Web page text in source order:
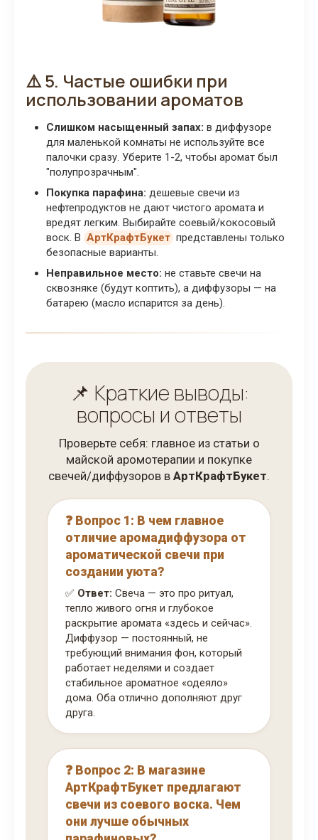
⚠️ 5. Частые ошибки при
использовании ароматов
Слишком насыщенный запах: в диффузоре
для маленькой комнаты не используйте все
палочки сразу. Уберите 1-2, чтобы аромат был
"полупрозрачным".
Покупка парафина: дешевые свечи из
нефтепродуктов не дают чистого аромата и
вредят легким. Выбирайте соевый/кокосовый
воск. В АртКрафтБукет представлены только
безопасные варианты.
Неправильное место: не ставьте свечи на
сквозняке (будут коптить), а диффузоры — на
батарею (масло испарится за день).
📌 Краткие выводы:
вопросы и ответы
Проверьте себя: главное из статьи о
майской аромотерапии и покупке
свечей/диффузоров в АртКрафтБукет.
❓ Вопрос 1: В чем главное
отличие аромадиффузора от
ароматической свечи при
создании уюта?
✅ Ответ: Свеча — это про ритуал,
тепло живого огня и глубокое
раскрытие аромата «здесь и сейчас».
Диффузор — постоянный, не
требующий внимания фон, который
работает неделями и создает
стабильное ароматное «одеяло»
дома. Оба отлично дополняют друг
друга.
❓ Вопрос 2: В магазине
АртКрафтБукет предлагают
свечи из соевого воска. Чем
они лучше обычных